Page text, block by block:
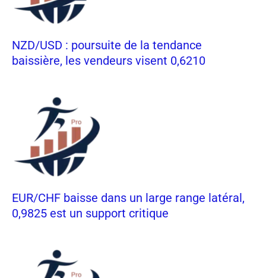
NZD/USD : poursuite de la tendance
baissière, les vendeurs visent 0,6210
EUR/CHF baisse dans un large range latéral,
0,9825 est un support critique